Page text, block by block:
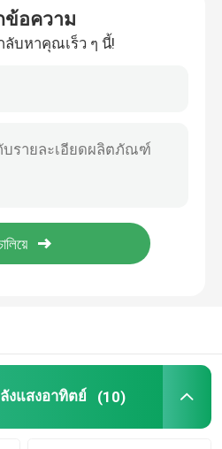
าทิตย์
ทิตย์
แสงอาทิตย์
ตย์ที่ไม่มีถัง
ย์แบบแผ่นเรียบ
ข้อความ
ลับหาคุณเร็ว ๆ นี้!
งแสงอาทิตย์ (10)